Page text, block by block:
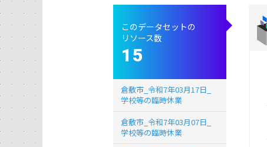
このデータセットの
リソース数
15
倉敷市_令和7年03月17日_
学校等の臨時休業
倉敷市_令和7年03月07日_
学校等の臨時休業